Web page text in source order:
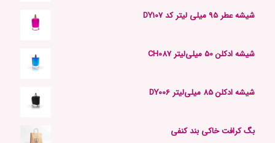
شیشه عطر 95 میلی لیتر کد DY107
شیشه ادکلن 50 میلی‌لیتر CH087
شیشه ادکلن 85 میلی‌لیتر DY006
بگ کرافت خاکی بند کنفی